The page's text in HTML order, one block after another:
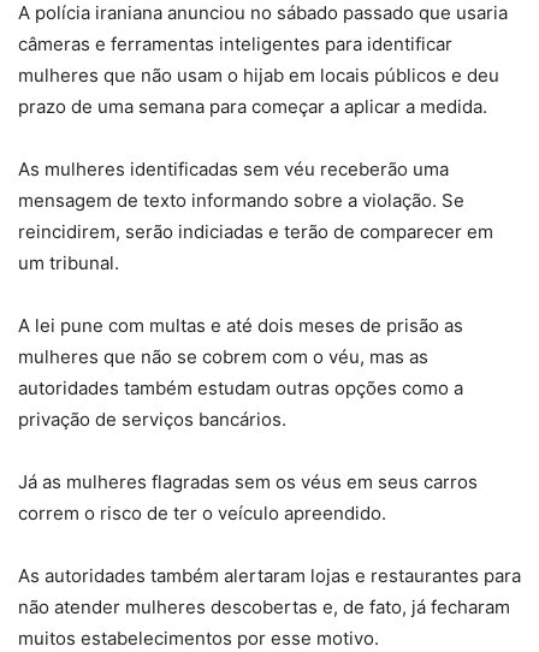
A polícia iraniana anunciou no sábado passado que usaria
câmeras e ferramentas inteligentes para identificar
mulheres que não usam o hijab em locais públicos e deu
prazo de uma semana para começar a aplicar a medida.
As mulheres identificadas sem véu receberão uma
mensagem de texto informando sobre a violação. Se
reincidirem, serão indiciadas e terão de comparecer em
um tribunal.
A lei pune com multas e até dois meses de prisão as
mulheres que não se cobrem com o véu, mas as
autoridades também estudam outras opções como a
privação de serviços bancários.
Já as mulheres flagradas sem os véus em seus carros
correm o risco de ter o veículo apreendido.
As autoridades também alertaram lojas e restaurantes para
não atender mulheres descobertas e, de fato, já fecharam
muitos estabelecimentos por esse motivo.